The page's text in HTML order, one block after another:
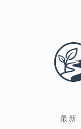
最新